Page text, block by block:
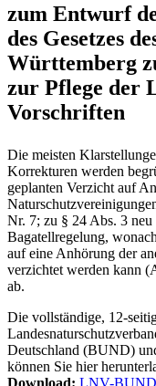
zum Entwurf
des Gesetzes
Württemberg
zur Pflege der
Vorschriften
Die meisten
Korrekturen werden
geplanten Verzicht auf
Nr. 7; zu § 24 Abs. 3
Bagatellregelung,
auf eine Anhörung der
verzichtet werden kann
ab.
Die vollständige, 12-
Deutschland (BUND)
können Sie hier
Download: LNV-